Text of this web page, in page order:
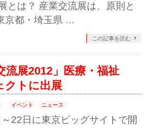
とは？ 産業交流展は、原則と
京都・埼玉県 …
この記事を読む
流展2012」医療・福祉
クトに出展
イベント ニュース
22日に東京ビッグサイトで開